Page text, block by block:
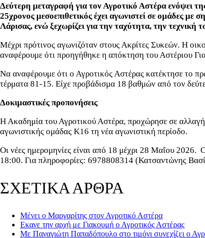
Δεύτερη μεταγραφή για τον Αγροτικό Αστέρα ενόψει
25χρονος μεσοεπιθετικός έχει αγωνιστεί σε ομάδες
Λάρισας, ενώ ξεχωρίζει για την ταχύτητα, την τεχνική
Μέχρι πρότινος αγωνιζόταν στους Ακρίτες Συκεών. Η
αναφέρουμε ότι προηγήθηκε η απόκτηση του Αστέριου
Να αναφέρουμε ότι ο Αγροτικός Αστέρας κατέκτησε το
τέρματα 81-15. Eίχε προβάδισμα 18 βαθμών από τον
Δοκιμαστικές προπονήσεις
Η Ακαδημία του Αγροτικού Αστέρα, προχώρησε σε
αγωνιστικής ομάδας Κ16 τη νέα αγωνιστική περίοδο.
Οι νέες ημερομηνίες είναι από 18 μέχρι 28 Μαΐου 2026.
18:00. Για πληροφορίες: 6978808314 (Κατσαντώνης
ΣΧΕΤΙΚΑ ΑΡΘΡΑ
Μένει ο Μαργαρίτης στον Αγροτικό Αστέρα
Εκανε την αρχή με Γιακουμή ο Αγροτικός Αστέρας
Με Παναγιώτη Παπαδόπουλο στο τιμόνι συνεχίζει ο